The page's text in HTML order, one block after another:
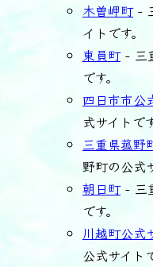
木曽岬町-
イトです。
東員町- 三
です。
四日市市公
式サイトです
三重県菰野
野町の公式
朝日町- 三
です。
川越町公式
公式サイト